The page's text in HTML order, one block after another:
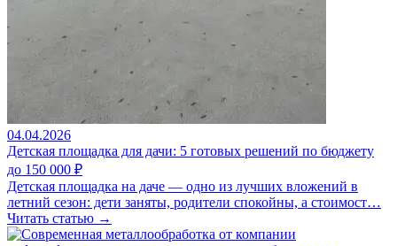
04.04.2026
Детская площадка для дачи: 5 готовых решений по бюджету
до 150 000 ₽
Детская площадка на даче — одно из лучших вложений в
летний сезон: дети заняты, родители спокойны, а стоимост…
Читать статью →